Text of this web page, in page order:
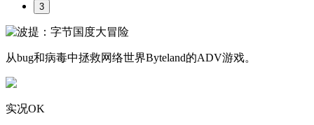
3
从bug和病毒中拯救网络世界Byteland的ADV游戏。
实况OK